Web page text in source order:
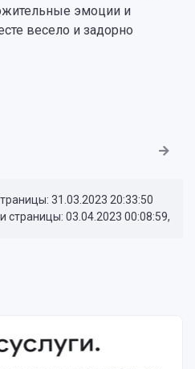
эмоции и
весело и задорно
31.03.2023 20:33:50
03.04.2023 00:08:59,